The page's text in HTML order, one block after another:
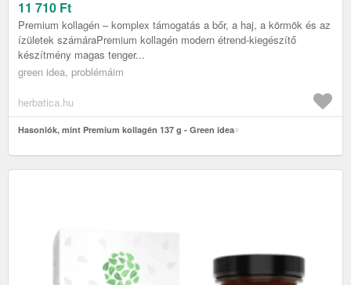
11 710 Ft
Premium kollagén – komplex támogatás a bőr, a haj, a körmök és az
ízületek számáraPremium kollagén modern étrend-kiegészítő
készítmény magas tenger...
green idea, problémáim
herbatica.hu
Hasonlók, mint Premium kollagén 137 g - Green idea